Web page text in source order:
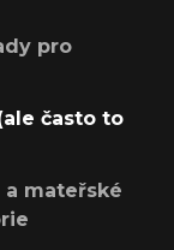
pro
často to
mateřské